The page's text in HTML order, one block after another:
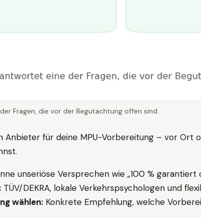
Fragen, die vor der Begutachtung offen sind.
Anbieter für deine MPU-Vorbereitung – vor
unseriöse Versprechen wie „100 %
TÜV/DEKRA, lokale Verkehrspsychologen und
wählen: Konkrete Empfehlung, welche